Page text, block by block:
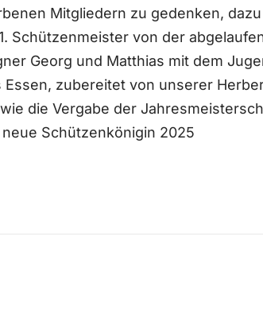
Mitgliedern zu gedenken,
Schützenmeister von der
Georg und Matthias mit dem
Essen, zubereitet von unserer
die Vergabe der
Schützenkönigin 2025